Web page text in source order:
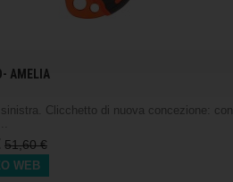
AMELIA
sinistra. Clicchetto di nuova concezione: con
51,60 €
WEB